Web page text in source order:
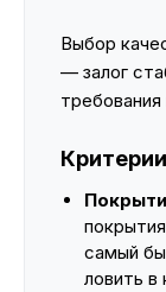
Выбор
— залог
требования
самый
ловить